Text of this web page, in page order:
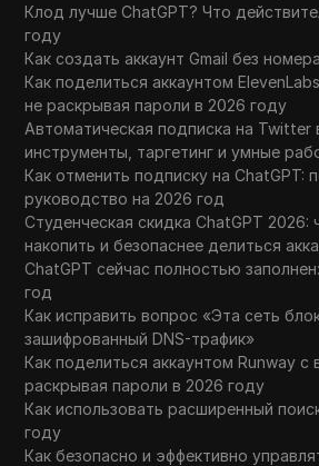
Клод лучше ChatGPT? Что
году
Как создать аккаунт Gmail без
Как поделиться аккаунтом
не раскрывая пароли в 2026 году
Автоматическая подписка на Twitter
инструменты, таргетинг и умные
Как отменить подписку на ChatGPT:
руководство на 2026 год
Студенческая скидка ChatGPT 2026:
накопить и безопаснее делиться
ChatGPT сейчас полностью
год
Как исправить вопрос «Эта сеть
зашифрованный DNS-трафик»
Как поделиться аккаунтом Runway
раскрывая пароли в 2026 году
Как использовать расширенный
году
Как безопасно и эффективно